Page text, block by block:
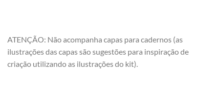
ATENÇÃO: Não acompanha capas para cadernos (as
ilustrações das capas são sugestões para inspiração de
criação utilizando as ilustrações do kit).